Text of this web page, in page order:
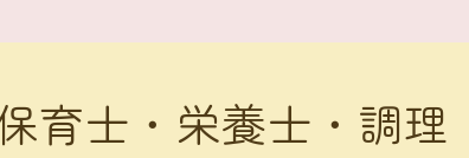
育士・栄養士・調理